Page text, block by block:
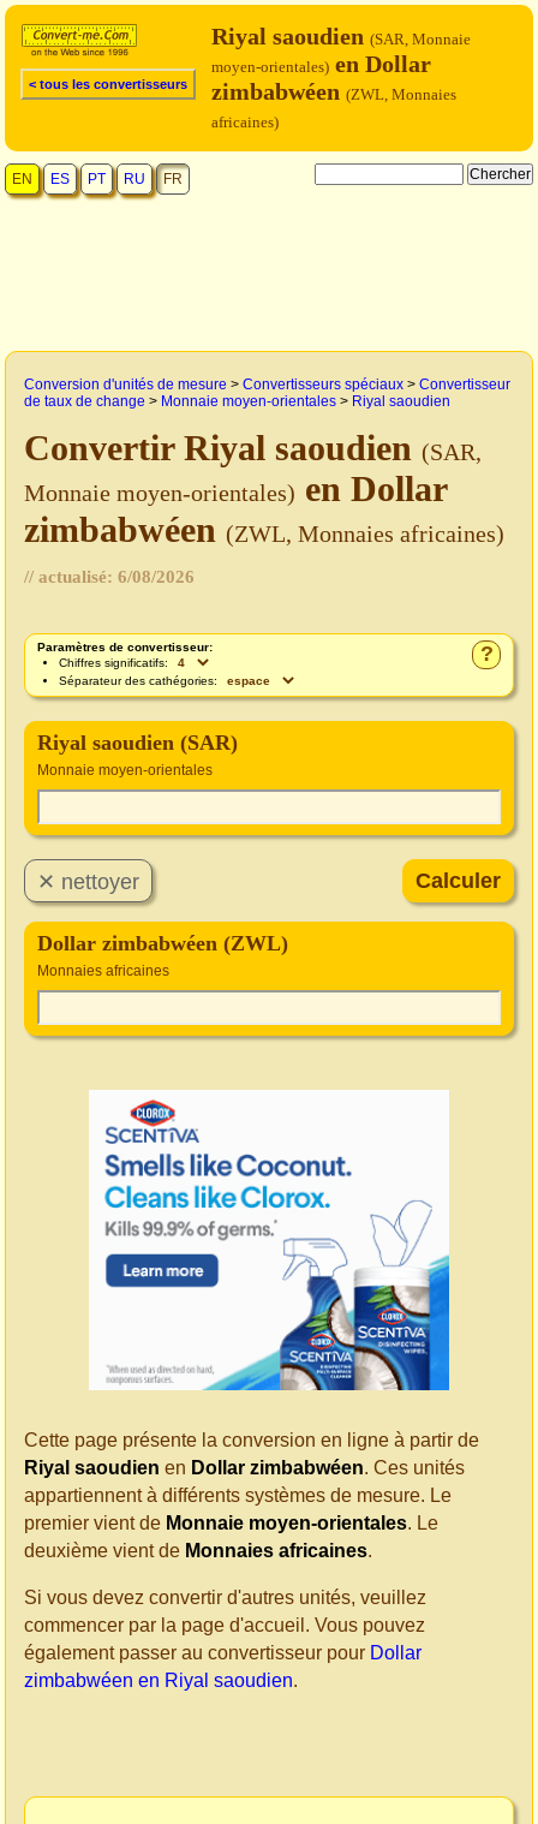
< tous les convertisseurs
Riyal saoudien (SAR, Monnaie
moyen-orientales) en Dollar
zimbabwéen (ZWL, Monnaies
africaines)
EN ES PT RU FR
Conversion d'unités de mesure > Convertisseurs spéciaux > Convertisseur
de taux de change > Monnaie moyen-orientales > Riyal saoudien
Convertir Riyal saoudien (SAR,
Monnaie moyen-orientales) en Dollar
zimbabwéen (ZWL, Monnaies africaines)
// actualisé: 6/08/2026
?
Paramètres de convertisseur:
Chiffres significatifs:
Séparateur des cathégories:
Riyal saoudien (SAR)
Monnaie moyen-orientales
Dollar zimbabwéen (ZWL)
Monnaies africaines
Cette page présente la conversion en ligne à partir de
Riyal saoudien en Dollar zimbabwéen. Ces unités
appartiennent à différents systèmes de mesure. Le
premier vient de Monnaie moyen-orientales. Le
deuxième vient de Monnaies africaines.
Si vous devez convertir d'autres unités, veuillez
commencer par la page d'accueil. Vous pouvez
également passer au convertisseur pour Dollar
zimbabwéen en Riyal saoudien.